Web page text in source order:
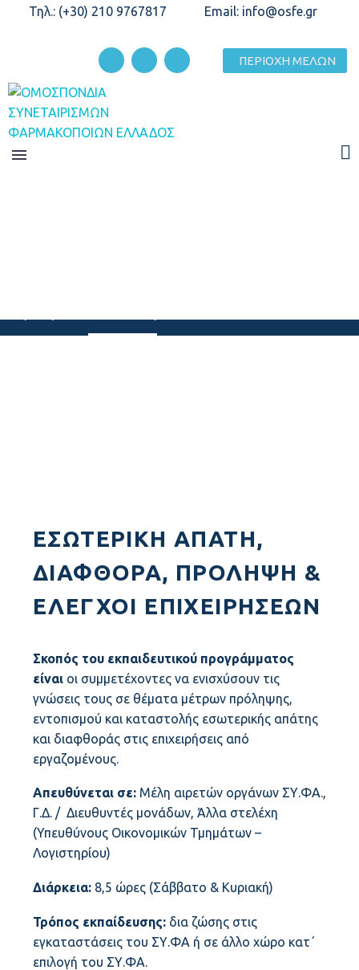
Τηλ.: (+30) 210 9767817 Email: info@osfe.gr
ΠΕΡΙΟΧΗ ΜΕΛΩΝ
ΕΣΩΤΕΡΙΚΉ ΑΠΆΤΗ,
ΔΙΑΦΘΟΡΆ, ΠΡΌΛΗΨΗ &
ΈΛΕΓΧΟΙ ΕΠΙΧΕΙΡΉΣΕΩΝ
Σκοπός του εκπαιδευτικού προγράμματος
είναι οι συμμετέχοντες να ενισχύσουν τις
γνώσεις τους σε θέματα μέτρων πρόληψης,
εντοπισμού και καταστολής εσωτερικής απάτης
και διαφθοράς στις επιχειρήσεις από
εργαζομένους.
Απευθύνεται σε: Μέλη αιρετών οργάνων ΣΥ.ΦΑ.,
Γ.Δ. / Διευθυντές μονάδων, Άλλα στελέχη
(Υπευθύνους Οικονομικών Τμημάτων –
Λογιστηρίου)
Διάρκεια: 8,5 ώρες (Σάββατο & Κυριακή)
Τρόπος εκπαίδευσης: δια ζώσης στις
εγκαταστάσεις του ΣΥ.ΦΑ ή σε άλλο χώρο κατ΄
επιλογή του ΣΥ.ΦΑ.